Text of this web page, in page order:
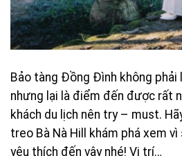
Bảo tàng Đồng Đình không phải
nhưng lại là điểm đến được rất
khách du lịch nên try – must.
treo Bà Nà Hill khám phá xem
yêu thích đến vậy nhé! Vị trí…